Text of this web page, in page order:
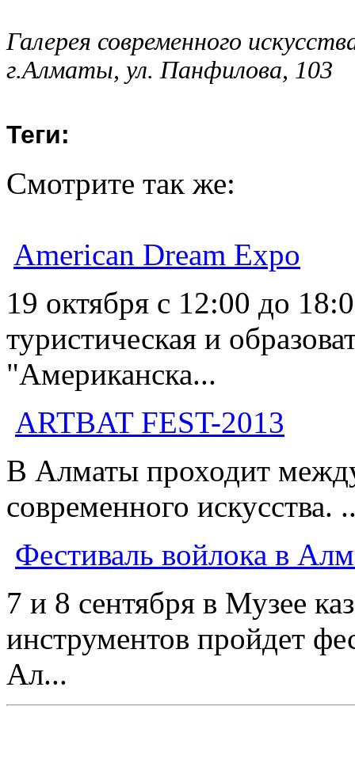
Галерея современного
г.Алматы, ул. Панфилова, 103
Теги:
Смотрите так же:
American Dream Expo
19 октября с 12:00 до
туристическая и
"Американска...
АRTBAT FEST-2013
В Алматы проходит
современного искусства.
Фестиваль войлока в
7 и 8 сентября в Музее
инструментов пройдет
Ал...